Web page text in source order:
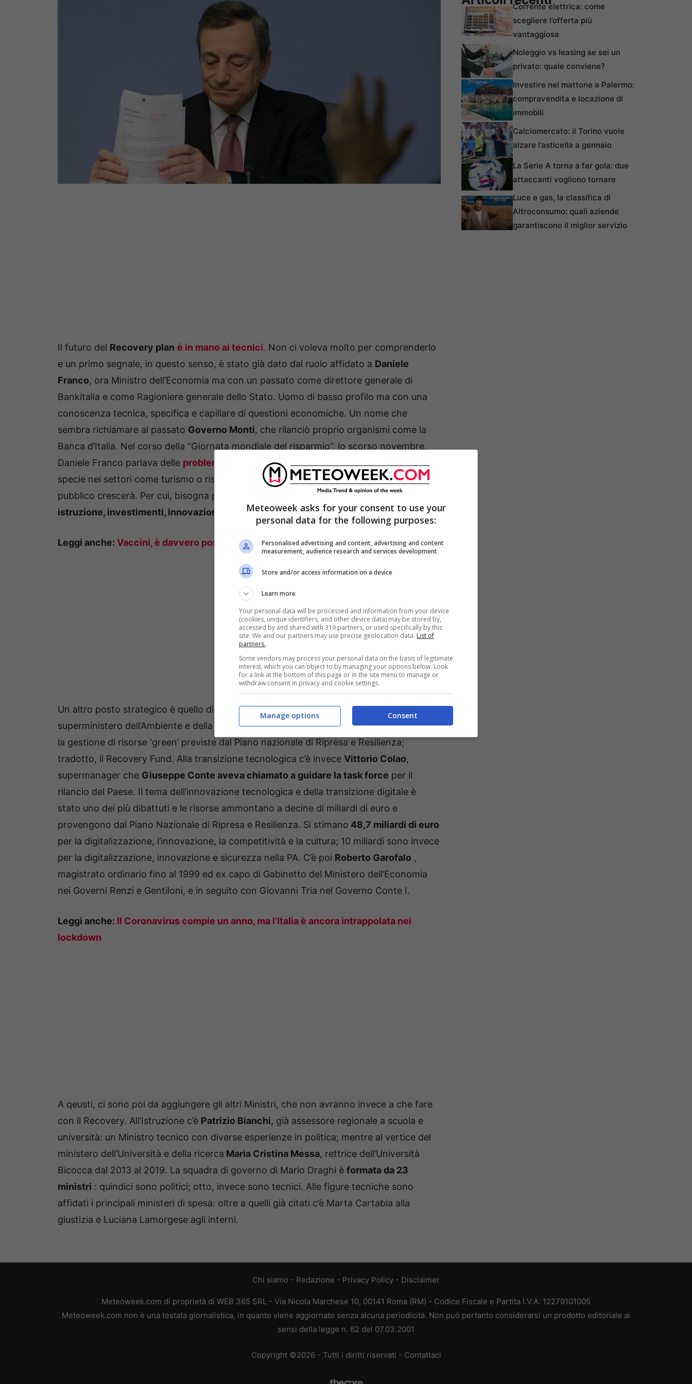
Il futuro del Recovery plan è in mano ai tecnici. Non ci voleva molto per comprenderlo
e un primo segnale, in questo senso, è stato già dato dal ruolo affidato a Daniele
Franco, ora Ministro dell’Economia ma con un passato come direttore generale di
Bankitalia e come Ragioniere generale dello Stato. Uomo di basso profilo ma con una
conoscenza tecnica, specifica e capillare di questioni economiche. Un nome che
sembra richiamare al passato Governo Monti, che rilanciò proprio organismi come la
Banca d’Italia. Nel corso della “Giornata mondiale del risparmio”, lo scorso novembre,
Daniele Franco parlava delle problematiche strutturali dell’Italia
specie nei settori come turismo o ristorazione. La pandemia complica le cose e il debito
pubblico crescerà. Per cui, bisogna puntare su una strategia che coinvolgagiovani,
istruzione, investimenti, innovazione.
Leggi anche: Vaccini, è davvero possibile produrli in Italia?
Un altro posto strategico è quello di Roberto Cingolani,un “super scienziato” al
superministero dell’Ambiente e della Transizione ecologica. Un posto decisivo, il suo, per
la gestione di risorse ‘green’ previste dal Piano nazionale di Ripresa e Resilienza;
tradotto, il Recovery Fund. Alla transizione tecnologica c’è invece Vittorio Colao,
supermanager che Giuseppe Conte aveva chiamato a guidare la task force per il
rilancio del Paese. Il tema dell’innovazione tecnologica e della transizione digitale è
stato uno dei più dibattuti e le risorse ammontano a decine di miliardi di euro e
provengono dal Piano Nazionale di Ripresa e Resilienza. Si stimano 48,7 miliardi di euro
per la digitalizzazione, l’innovazione, la competitività e la cultura; 10 miliardi sono invece
per la digitalizzazione, innovazione e sicurezza nella PA. C’è poi Roberto Garofalo ,
magistrato ordinario fino al 1999 ed ex capo di Gabinetto del Ministero dell’Economia
nei Governi Renzi e Gentiloni, e in seguito con Giovanni Tria nel Governo Conte I.
Leggi anche: Il Coronavirus compie un anno, ma l’Italia è ancora intrappolata nei
lockdown
A qeusti, ci sono poi da aggiungere gli altri Ministri, che non avranno invece a che fare
con il Recovery. All’Istruzione c’è Patrizio Bianchi, già assessore regionale a scuola e
università: un Ministro tecnico con diverse esperienze in politica; mentre al vertice del
ministero dell’Università e della ricerca Maria Cristina Messa, rettrice dell’Università
Bicocca dal 2013 al 2019. La squadra di governo di Mario Draghi è formata da 23
ministri : quindici sono politici; otto, invece sono tecnici. Alle figure tecniche sono
affidati i principali ministeri di spesa: oltre a quelli già citati c’è Marta Cartabia alla
giustizia e Luciana Lamorgese agli interni.
Corrente elettrica: come
scegliere l’offerta più
vantaggiosa
Noleggio vs leasing se sei un
privato: quale conviene?
Investire nel mattone a Palermo:
compravendita e locazione di
immobili
Calciomercato: il Torino vuole
alzare l’asticella a gennaio
La Serie A torna a far gola: due
attaccanti vogliono tornare
Luce e gas, la classifica di
Altroconsumo: quali aziende
garantiscono il miglior servizio
Chi siamo - Redazione - Privacy Policy - Disclaimer
Meteoweek.com di proprietà di WEB 365 SRL - Via Nicola Marchese 10, 00141 Roma (RM) - Codice Fiscale e Partita I.V.A. 12279101005
Meteoweek.com non è una testata giornalistica, in quanto viene aggiornato senza alcuna periodicità. Non può pertanto considerarsi un prodotto editoriale ai
sensi della legge n. 62 del 07.03.2001
Copyright ©2026 - Tutti i diritti riservati - Contattaci
Meteoweek asks for your consent to use your
personal data for the following purposes:
Personalised advertising and content, advertising and content
measurement, audience research and services development
Store and/or access information on a device
Learn more
Your personal data will be processed and information from your device
(cookies, unique identifiers, and other device data) may be stored by,
accessed by and shared with 319 partners, or used specifically by this
site. We and our partners may use precise geolocation data. List of
partners.
Some vendors may process your personal data on the basis of legitimate
interest, which you can object to by managing your options below. Look
for a link at the bottom of this page or in the site menu to manage or
withdraw consent in privacy and cookie settings.
Consent
Manage options